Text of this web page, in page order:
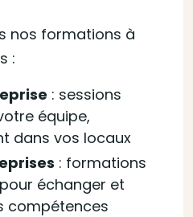
nos formations à
:
: sessions
équipe,
dans vos locaux
: formations
échanger et
compétences